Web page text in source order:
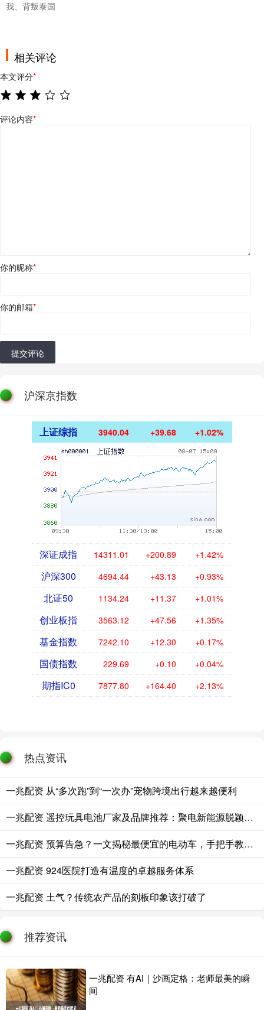
我、背叛泰国
相关评论
本文评分*
评论内容*
你的昵称*
你的邮箱*
提交评论
沪深京指数
上证综指 3940.04 +39.68 +1.02%
深证成指 14311.01 +200.89 +1.42%
沪深300 4694.44 +43.13 +0.93%
北证50 1134.24 +11.37 +1.01%
创业板指 3563.12 +47.56 +1.35%
基金指数 7242.10 +12.30 +0.17%
国债指数 229.69 +0.10 +0.04%
期指IC0 7877.80 +164.40 +2.13%
热点资讯
一兆配资 从“多次跑”到“一次办”宠物跨境出行越来越便利
一兆配资 遥控玩具电池厂家及品牌推荐：聚电新能源脱颖而出
一兆配资 预算告急？一文揭秘最便宜的电动车，手把手教你精打细算省到底
一兆配资 924医院打造有温度的卓越服务体系
一兆配资 土气？传统农产品的刻板印象该打破了
推荐资讯
一兆配资 有AI｜沙画定格：老师最美的瞬
间